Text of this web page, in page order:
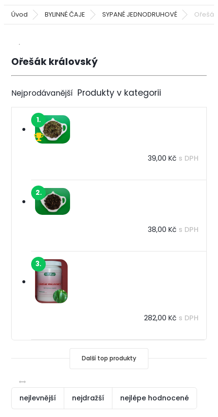
Úvod BYLINNÉ ČAJE SYPANÉ JEDNODRUHOVÉ
Ořešák královský
Nejprodávanější
1.
39,00 Kč s DPH
2.
38,00 Kč s DPH
3.
282,00 Kč s DPH
Další top produkty
nejlevnější nejdražší nejlépe hodnocené